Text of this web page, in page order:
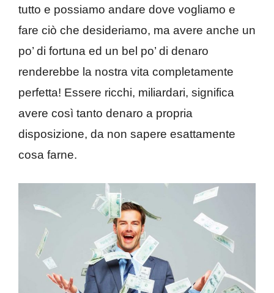
tutto e possiamo andare dove vogliamo e
fare ciò che desideriamo, ma avere anche un
po’ di fortuna ed un bel po’ di denaro
renderebbe la nostra vita completamente
perfetta! Essere ricchi, miliardari, significa
avere così tanto denaro a propria
disposizione, da non sapere esattamente
cosa farne.